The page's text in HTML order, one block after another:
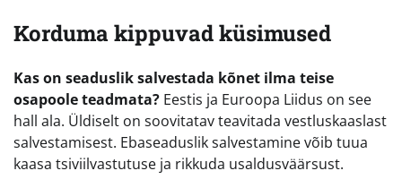
Korduma kippuvad küsimused
Kas on seaduslik salvestada kõnet ilma teise
osapoole teadmata? Eestis ja Euroopa Liidus on see
hall ala. Üldiselt on soovitatav teavitada vestluskaaslast
salvestamisest. Ebaseaduslik salvestamine võib tuua
kaasa tsiviilvastutuse ja rikkuda usaldusväärsust.